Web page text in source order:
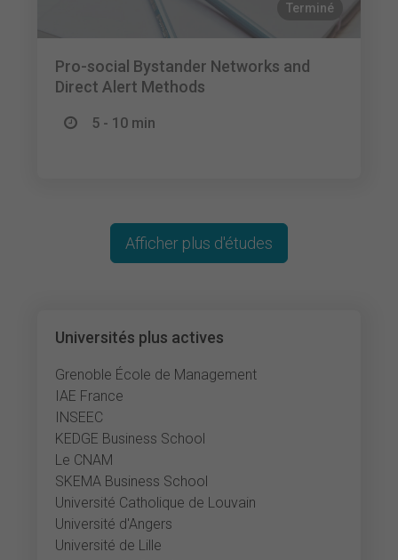
Terminé
Pro-social Bystander Networks and
Direct Alert Methods
5 - 10 min
Universités plus actives
Grenoble École de Management
IAE France
INSEEC
KEDGE Business School
Le CNAM
SKEMA Business School
Université Catholique de Louvain
Université d'Angers
Université de Lille
Afficher plus d'études